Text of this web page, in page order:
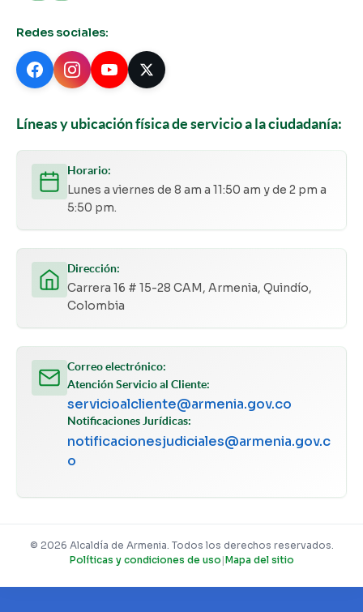
Redes sociales:
Líneas y ubicación física de servicio a la ciudadanía:
Horario:
Lunes a viernes de 8 am a 11:50 am y de 2 pm a
5:50 pm.
Dirección:
Carrera 16 # 15-28 CAM, Armenia, Quindío,
Colombia
Correo electrónico:
Atención Servicio al Cliente:
servicioalcliente@armenia.gov.co
Notificaciones Jurídicas:
notificacionesjudiciales@armenia.gov.c
o
© 2026 Alcaldía de Armenia. Todos los derechos reservados.
Políticas y condiciones de uso |Mapa del sitio